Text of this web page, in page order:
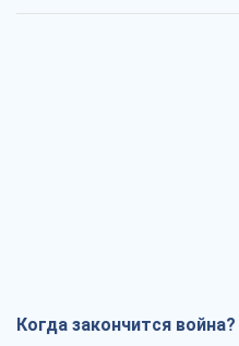
Когда закончится война?